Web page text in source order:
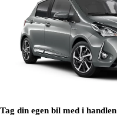
Tag din egen bil med i handlen